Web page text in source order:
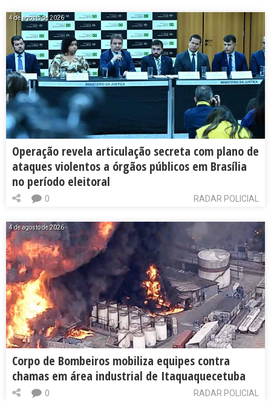
4 de agosto de 2026
Operação revela articulação secreta com plano de
ataques violentos a órgãos públicos em Brasília
no período eleitoral
RADAR POLICIAL
0
4 de agosto de 2026
Corpo de Bombeiros mobiliza equipes contra
chamas em área industrial de Itaquaquecetuba
RADAR POLICIAL
0